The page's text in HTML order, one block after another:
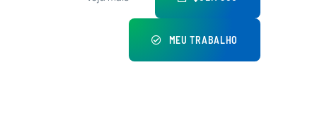
MEU TRABALHO